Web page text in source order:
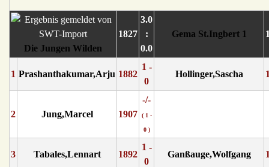
Die Jungen Wilden
1827
3.0
:
0.0
Gema St.Ingbert 1
1 Prashanthakumar,Arju 1882
1 -
0
Hollinger,Sascha
2 Jung,Marcel 1907
-/-
( 1 -
0 )
3 Tabales,Lennart 1892
1 -
0
Ganßauge,Wolfgang